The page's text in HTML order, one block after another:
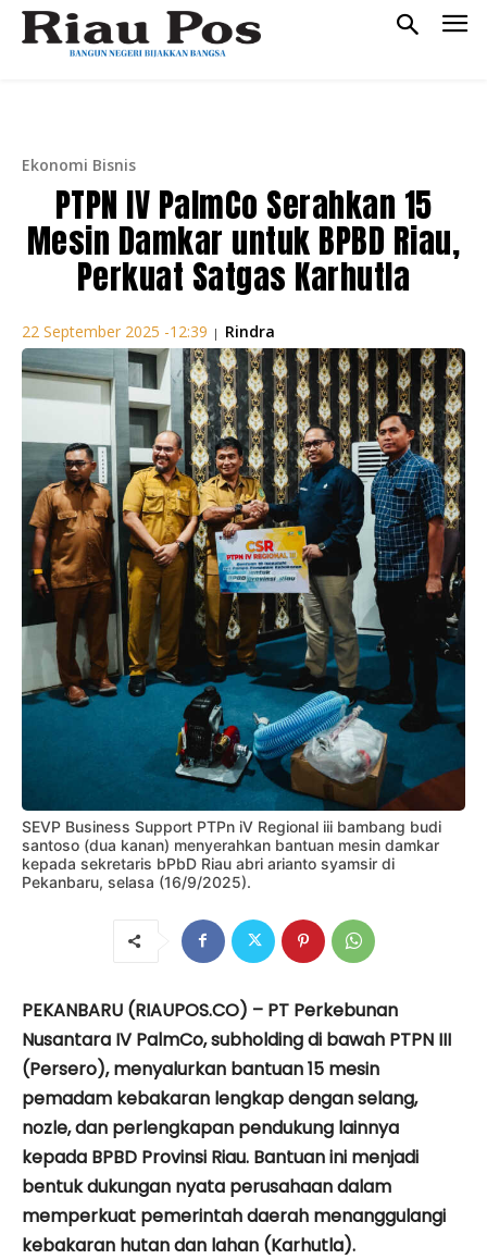
Ekonomi Bisnis
PTPN IV PalmCo Serahkan 15
Mesin Damkar untuk BPBD Riau,
Perkuat Satgas Karhutla
22 September 2025 -12:39 | Rindra
SEVP Business Support PTPn iV Regional iii bambang budi
santoso (dua kanan) menyerahkan bantuan mesin damkar
kepada sekretaris bPbD Riau abri arianto syamsir di
Pekanbaru, selasa (16/9/2025).
PEKANBARU (RIAUPOS.CO) – PT Perkebunan
Nusantara IV PalmCo, subholding di bawah PTPN III
(Persero), menyalurkan bantuan 15 mesin
pemadam kebakaran lengkap dengan selang,
nozle, dan perlengkapan pendukung lainnya
kepada BPBD Provinsi Riau. Bantuan ini menjadi
bentuk dukungan nyata perusahaan dalam
memperkuat pemerintah daerah menanggulangi
kebakaran hutan dan lahan (Karhutla).